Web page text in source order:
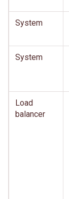
System
System
Load
balancer